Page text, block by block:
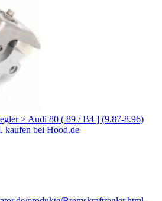
> Audi 80 ( 89 / B4 ] (9.87-8.96)
kaufen bei Hood.de